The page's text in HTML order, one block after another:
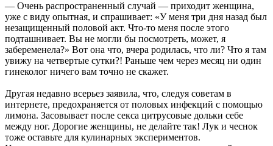
— Очень распространенный случай — приходит женщина,
уже с виду опытная, и спрашивает: «У меня три дня назад был
незащищенный половой акт. Что-то меня после этого
подташнивает. Вы не могли бы посмотреть, может, я
забеременела?» Вот она что, вчера родилась, что ли? Что я там
увижу на четвертые сутки?! Раньше чем через месяц ни один
гинеколог ничего вам точно не скажет.
Другая недавно всерьез заявила, что, следуя советам в
интернете, предохраняется от половых инфекций с помощью
лимона. Засовывает после секса цитрусовые дольки себе
между ног. Дорогие женщины, не делайте так! Лук и чеснок
тоже оставьте для кулинарных экспериментов.